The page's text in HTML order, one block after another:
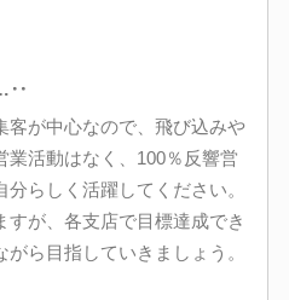
客が中心なので、飛び込みや
業活動はなく、100％反響営
らしく活躍してください。
すが、各支店で目標達成でき
ら目指していきましょう。